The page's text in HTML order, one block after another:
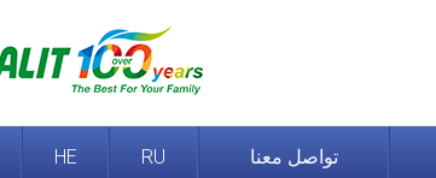
تواصل معنا RU
HE